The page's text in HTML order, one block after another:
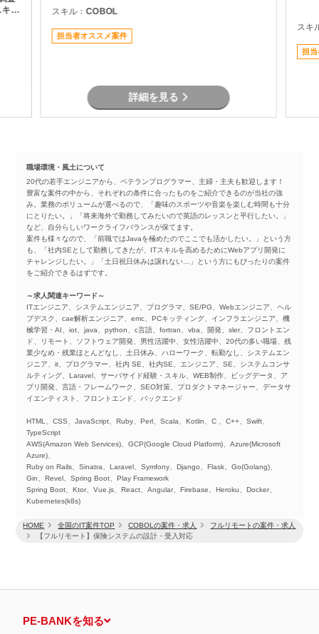
HOME 全国のIT案件TOP COBOLの案件・求人
フルリモートの案件・求人
【フルリモート】保険システムの設計・受入対応
ル
修に伴う要件確認および開発支援 ・各種テス
ト・検証対応 ・チーム内外とのコミュニケー
ションおよび調整業務
スキル：COBOL
担当者オススメ案件
詳細を見る
スキ
担当
職場環境・風土について
20代の若手エンジニアから、ベテランプログラマー、主婦・主夫も歓迎します！
豊富な案件の中から、それぞれの条件に合ったものをご紹介できるのが当社の強
み。業務のボリュームが選べるので、「趣味のスポーツや音楽を楽しむ時間も十分
にとりたい。」「将来海外で勤務してみたいので英語のレッスンと平行したい。」
など、自分らしいワークライフバランスが保てます。
案件も様々なので、「前職ではJavaを極めたのでここでも活かしたい。」という方
も、「社内SEとして勤務してきたが、ITスキルを高めるためにWebアプリ開発に
チャレンジしたい。」「土日祝日休みは譲れない…」という方にもぴったりの案件
をご紹介できるはずです。
～求人関連キーワード～
ITエンジニア、システムエンジニア、プログラマ、SE/PG、Webエンジニア、ヘル
プデスク、cae解析エンジニア、emc、PCキッティング、インフラエンジニア、機
械学習・AI、iot、java、python、c言語、fortran、vba、開発、sler、フロントエン
ド、リモート、ソフトウェア開発、男性活躍中、女性活躍中、20代の多い職場、残
業少なめ・残業ほとんどなし、土日休み、ハローワーク、転勤なし、システムエン
ジニア、it、プログラマー、社内 SE、社内SE、エンジニア、SE、システムコンサ
ルティング、Laravel、サーバサイド経験・スキル、WEB制作、ビッグデータ、ア
プリ開発、言語・フレームワーク、SEO対策、プロダクトマネージャー、データサ
イエンティスト、フロントエンド、バックエンド
HTML、CSS、JavaScript、Ruby、Perl、Scala、Kotlin、C 、C++、Swift、
TypeScript
AWS(Amazon Web Services)、GCP(Google Cloud Platform)、Azure(Microsoft
Azure)、
Ruby on Rails、Sinatra、Laravel、Symfony、Django、Flask、Go(Golang)、
Gin、Revel、Spring Boot、Play Framework
Spring Boot、Ktor、Vue.js、React、Angular、Firebase、Heroku、Docker、
Kubernetes(k8s)
PE-BANKを知る